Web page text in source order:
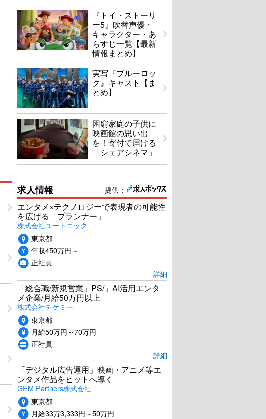
『トイ・ストーリ
ー5』吹替声優・
キャラクター・あ
らすじ一覧【最新
情報まとめ】
実写『ブルーロッ
ク』キャスト【ま
とめ】
困窮家庭の子供に
映画館の思い出
を！寄付で届ける
「シェアシネマ」
提供：
求人情報
エンタメ×テクノロジーで表現者の可能性
を広げる「プランナー」
株式会社ユートニック
東京都
年収450万円～
正社員
詳細
「総合職/新規営業」PS/」AI活用エンタ
メ企業/月給50万円以上
株式会社チケミー
東京都
月給50万円～70万円
正社員
詳細
「デジタル広告運用」映画・アニメ等エ
ンタメ作品をヒットへ導く
GEM Partners株式会社
東京都
月給33万3,333円～50万円